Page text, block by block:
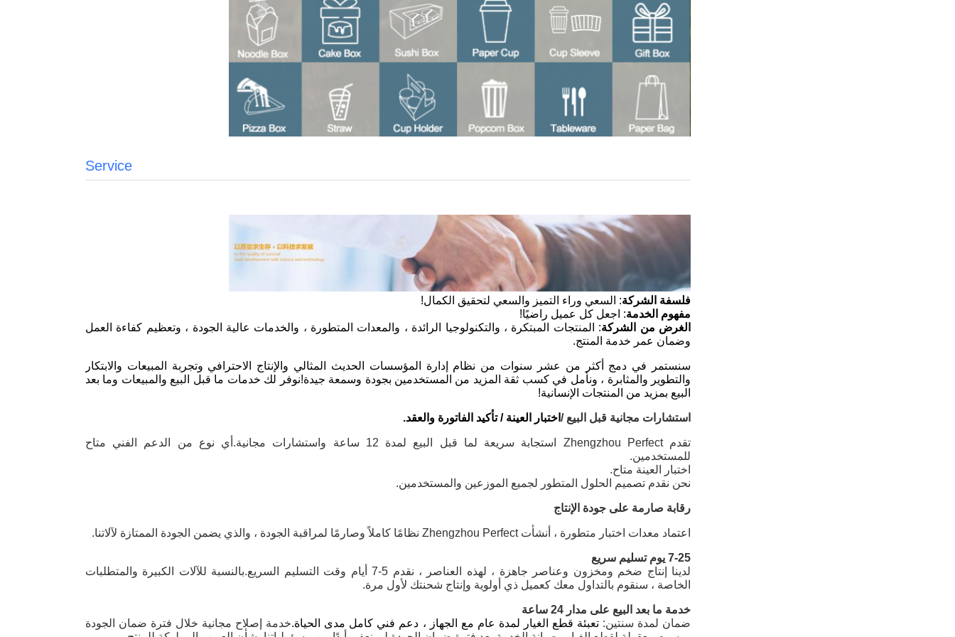
Service
فلسفة الشركة: السعي وراء التميز والسعي لتحقيق الكمال!
مفهوم الخدمة: اجعل كل عميل راضيًا!
الغرض من الشركة: المنتجات المبتكرة ، والتكنولوجيا الرائدة ، والمعدات المتطورة ، والخدمات عالية الجودة ، وتعظيم كفاءة العمل
وضمان عمر خدمة المنتج.
سنستمر في دمج أكثر من عشر سنوات من نظام إدارة المؤسسات الحديث المثالي والإنتاج الاحترافي وتجربة المبيعات والابتكار
والتطوير والمثابرة ، ونأمل في كسب ثقة المزيد من المستخدمين بجودة وسمعة جيدة!نوفر لك خدمات ما قبل البيع والمبيعات وما بعد
البيع بمزيد من المنتجات الإنسانية!
استشارات مجانية قبل البيع / اختبار العينة / تأكيد الفاتورة والعقد.
تقدم Zhengzhou Perfect استجابة سريعة لما قبل البيع لمدة 12 ساعة واستشارات مجانية.أي نوع من الدعم الفني متاح
للمستخدمين.
اختبار العينة متاح.
نحن نقدم تصميم الحلول المتطور لجميع الموزعين والمستخدمين.
رقابة صارمة على جودة الإنتاج
اعتماد معدات اختبار متطورة ، أنشأت Zhengzhou Perfect نظامًا كاملاً وصارمًا لمراقبة الجودة ، والذي يضمن الجودة الممتازة لآلاتنا.
7-25 يوم تسليم سريع
لدينا إنتاج ضخم ومخزون وعناصر جاهزة ، لهذه العناصر ، نقدم 5-7 أيام وقت التسليم السريع.بالنسبة للآلات الكبيرة والمتطلبات
الخاصة ، سنقوم بالتداول معك كعميل ذي أولوية وإنتاج شحنتك لأول مرة.
خدمة ما بعد البيع على مدار 24 ساعة
ضمان لمدة سنتين: تعبئة قطع الغيار لمدة عام مع الجهاز ، دعم فني كامل مدى الحياة.خدمة إصلاح مجانية خلال فترة ضمان الجودة